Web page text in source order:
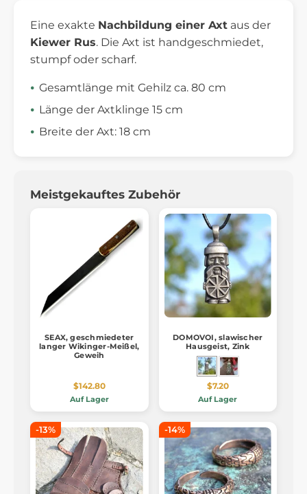
Eine exakte Nachbildung einer Axt aus der
Kiewer Rus. Die Axt ist handgeschmiedet,
stumpf oder scharf.
Gesamtlänge mit Gehilz ca. 80 cm
Länge der Axtklinge 15 cm
Breite der Axt: 18 cm
Meistgekauftes Zubehör
SEAX, geschmiedeter
langer Wikinger-Meißel,
Geweih
$142.80
Auf Lager
DOMOVOI, slawischer
Hausgeist, Zink
$7.20
Auf Lager
-13% -14%